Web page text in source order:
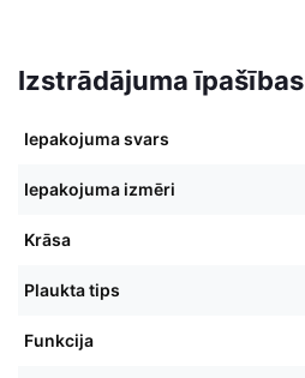
Izstrādājuma īpašības
Iepakojuma svars
Iepakojuma izmēri
Krāsa
Plaukta tips
Funkcija